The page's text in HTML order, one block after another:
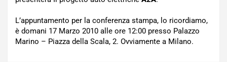
L’appuntamento per la conferenza stampa, lo ricordiamo,
è domani 17 Marzo 2010 alle ore 12:00 presso Palazzo
Marino – Piazza della Scala, 2. Ovviamente a Milano.